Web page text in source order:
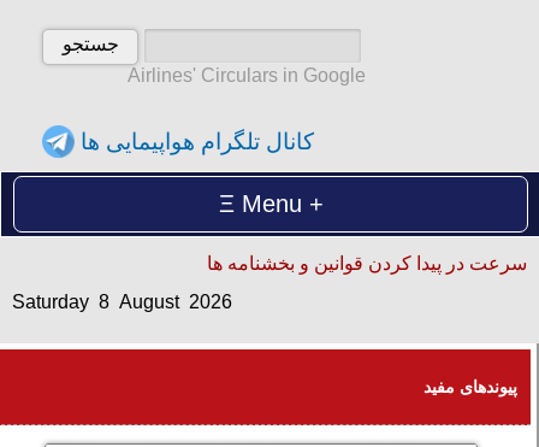
Airlines' Circulars in Google
کانال تلگرام هواپیمایی ها
Menu
سرعت در پیدا کردن قوانین و بخشنامه ها
Saturday 8 August 2026
Saturday 8 August 2026
پیوندهای مفید